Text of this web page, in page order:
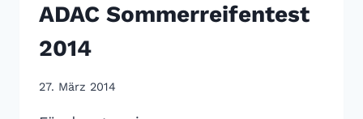
ADAC Sommerreifentest
2014
27. März 2014